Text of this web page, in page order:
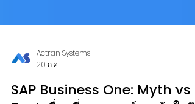
Actran Systems
20 ก.ค.